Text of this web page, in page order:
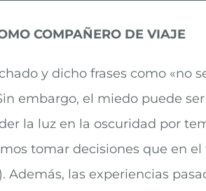
COMPAÑERO DE VIAJE
y dicho frases como «no
embargo, el miedo puede
la luz en la oscuridad por
tomar decisiones que en
Además, las experiencias